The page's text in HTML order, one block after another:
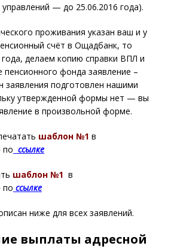
— до 25.06.2016 года).
проживания указан ваш и у
счёт в Ощадбанк, то
года, делаем копию справки ВПЛ и
пенсионного фонда заявление –
заявления подготовлен нашими
утвержденной формы нет — вы
в произвольной форме.
шаблон №1 в
ссылке
шаблон №1 в
ссылке
ниже для всех заявлений.
выплаты адресной